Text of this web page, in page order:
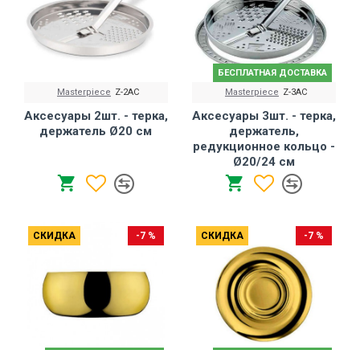
Masterpiece Z-2AC
Аксесуары 2шт. - терка,
держатель Ø20 см
БЕСПЛАТНАЯ ДОСТАВКА
Masterpiece Z-3AC
Аксесуары 3шт. - терка,
держатель,
редукционное кольцо -
Ø20/24 см
СКИДКА -7 % СКИДКА -7 %